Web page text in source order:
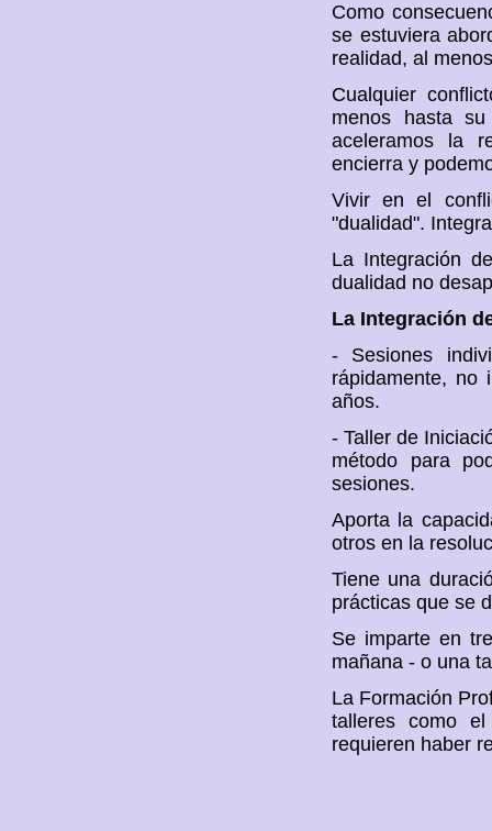
Como
se estuviera
realidad, al
Cualquier
menos hasta
aceleramos la
encierra y
Vivir en el
"dualidad".
La Integración
dualidad no
La Integración
- Sesiones
rápidamente, no
años.
- Taller de
método para
sesiones.
Aporta la
otros en la
Tiene una
prácticas que se
Se imparte en
mañana - o una
La Formación
talleres como
requieren haber